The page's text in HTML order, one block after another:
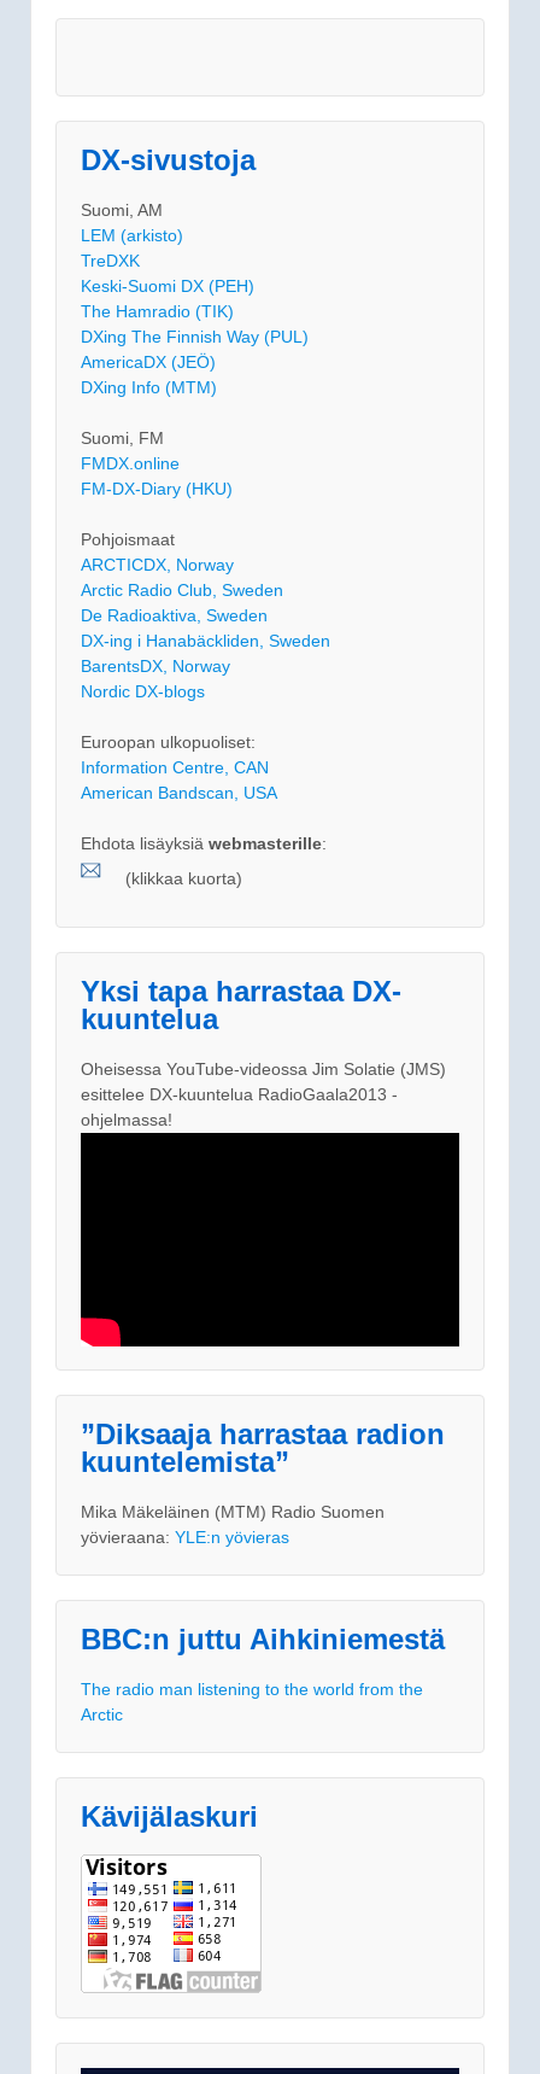
DX-sivustoja
Suomi, AM
LEM (arkisto)
TreDXK
Keski-Suomi DX (PEH)
The Hamradio (TIK)
DXing The Finnish Way (PUL)
AmericaDX (JEÖ)
DXing Info (MTM)
Suomi, FM
FMDX.online
FM-DX-Diary (HKU)
Pohjoismaat
ARCTICDX, Norway
Arctic Radio Club, Sweden
De Radioaktiva, Sweden
DX-ing i Hanabäckliden, Sweden
BarentsDX, Norway
Nordic DX-blogs
Euroopan ulkopuoliset:
Information Centre, CAN
American Bandscan, USA
Ehdota lisäyksiä webmasterille:
(klikkaa kuorta)
Yksi tapa harrastaa DX-
kuuntelua
Oheisessa YouTube-videossa Jim Solatie (JMS)
esittelee DX-kuuntelua RadioGaala2013 -
ohjelmassa!
”Diksaaja harrastaa radion
kuuntelemista”
Mika Mäkeläinen (MTM) Radio Suomen
yövieraana: YLE:n yövieras
BBC:n juttu Aihkiniemestä
The radio man listening to the world from the
Arctic
Kävijälaskuri